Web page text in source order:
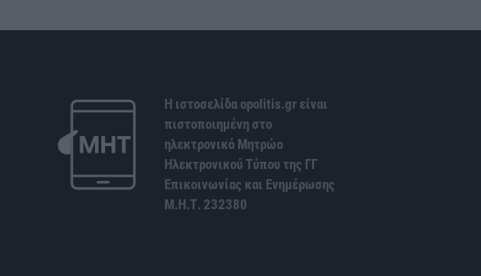
Η ιστοσελίδα opolitis.gr είναι
πιστοποιημένη στο
ηλεκτρονικό Μητρώο
Ηλεκτρονικού Τύπου της ΓΓ
Επικοινωνίας και Ενημέρωσης
Μ.Η.Τ. 232380